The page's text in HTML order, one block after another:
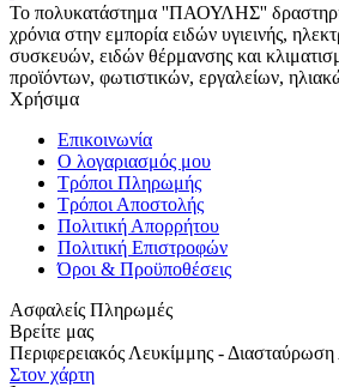
Το πολυκατάστημα ''ΠΑΟΥΛΗΣ''
χρόνια στην εμπορία ειδών υγιεινής,
συσκευών, ειδών θέρμανσης και
προϊόντων, φωτιστικών, εργαλείων,
Χρήσιμα
Επικοινωνία
Ο λογαριασμός μου
Τρόποι Πληρωμής
Τρόποι Αποστολής
Πολιτική Απορρήτου
Πολιτική Επιστροφών
Όροι & Προϋποθέσεις
Ασφαλείς Πληρωμές
Βρείτε μας
Περιφερειακός Λευκίμμης - Διασταύρωση
Στον χάρτη